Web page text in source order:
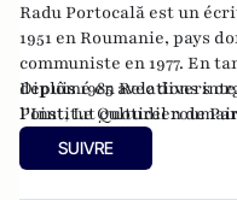
Radu Portocală est un
1951 en Roumanie, pays
communiste en 1977. En
depuis 1985 avec divers
Point, Le Quotidien de
bibliographie roumaine, il
ouvrages en français : Le
Diplômé en Relations
l’Institut culturel
SUIVRE